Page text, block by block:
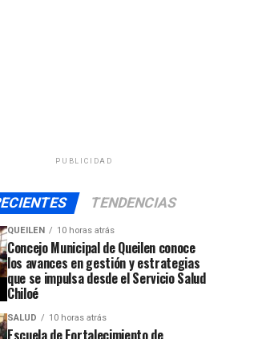
PUBLICIDAD
TENDENCIAS
QUEILEN 10 horas atrás
Concejo Municipal de Queilen conoce
los avances en gestión y estrategias
que se impulsa desde el Servicio Salud
Chiloé
SALUD 10 horas atrás
Escuela de Fortalecimiento de